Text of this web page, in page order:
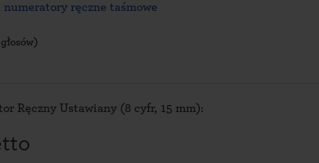
ręczne taśmowe
Ręczny Ustawiany (8 cyfr, 15 mm):